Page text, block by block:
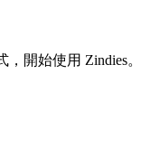
開始使用 Zindies。